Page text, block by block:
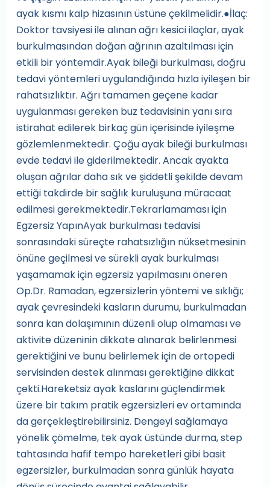
ayak kısmı kalp hizasının üstüne çekilmelidir.●İlaç:
Doktor tavsiyesi ile alınan ağrı kesici ilaçlar, ayak
burkulmasından doğan ağrının azaltılması için
etkili bir yöntemdir.Ayak bileği burkulması, doğru
tedavi yöntemleri uygulandığında hızla iyileşen bir
rahatsızlıktır. Ağrı tamamen geçene kadar
uygulanması gereken buz tedavisinin yanı sıra
istirahat edilerek birkaç gün içerisinde iyileşme
gözlemlenmektedir. Çoğu ayak bileği burkulması
evde tedavi ile giderilmektedir. Ancak ayakta
oluşan ağrılar daha sık ve şiddetli şekilde devam
ettiği takdirde bir sağlık kuruluşuna müracaat
edilmesi gerekmektedir.Tekrarlamaması için
Egzersiz YapınAyak burkulması tedavisi
sonrasındaki süreçte rahatsızlığın nüksetmesinin
önüne geçilmesi ve sürekli ayak burkulması
yaşamamak için egzersiz yapılmasını öneren
Op.Dr. Ramadan, egzersizlerin yöntemi ve sıklığı;
ayak çevresindeki kasların durumu, burkulmadan
sonra kan dolaşımının düzenli olup olmaması ve
aktivite düzeninin dikkate alınarak belirlenmesi
gerektiğini ve bunu belirlemek için de ortopedi
servisinden destek alınması gerektiğine dikkat
çekti.Hareketsiz ayak kaslarını güçlendirmek
üzere bir takım pratik egzersizleri ev ortamında
da gerçekleştirebilirsiniz. Dengeyi sağlamaya
yönelik çömelme, tek ayak üstünde durma, step
tahtasında hafif tempo hareketleri gibi basit
egzersizler, burkulmadan sonra günlük hayata